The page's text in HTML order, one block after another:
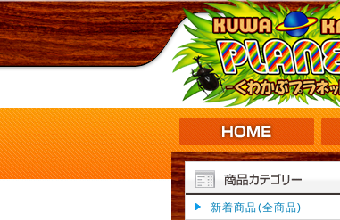
新着商品(全商品)